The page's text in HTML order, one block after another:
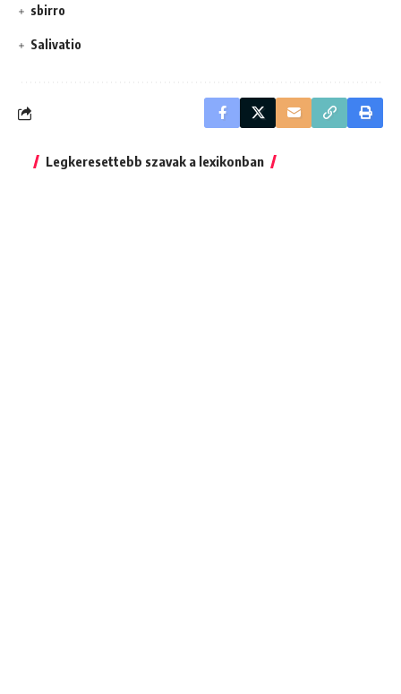
sbirro
Salivatio
Legkeresettebb szavak a lexikonban